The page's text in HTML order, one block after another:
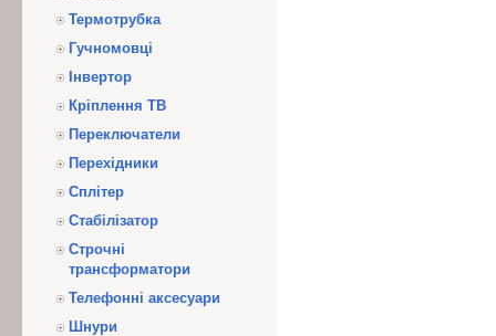
Термотрубка
Гучномовці
Інвертор
Кріплення ТВ
Переключатели
Перехідники
Сплітер
Стабілізатор
Строчні
трансформатори
Телефонні аксесуари
Шнури